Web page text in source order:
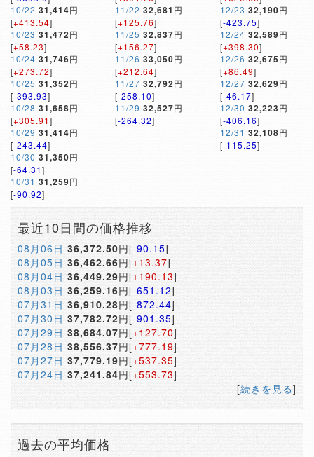
10/22 31,414円
[+413.54]
10/23 31,472円
[+58.23]
10/24 31,746円
[+273.72]
10/25 31,352円
[-393.93]
10/28 31,658円
[+305.91]
10/29 31,414円
[-243.44]
10/30 31,350円
[-64.31]
10/31 31,259円
[-90.92]
11/22 32,681 円
[+125.76]
11/25 32,837円
[+156.27]
11/26 33,050円
[+212.64]
11/27 32,792円
[-258.10]
11/29 32,527円
[-264.32]
12/23 32,190円
[-423.75]
12/24 32,589円
[+398.30]
12/26 32,675円
[+86.49]
12/27 32,629円
[-46.17]
12/30 32,223円
[-406.16]
12/31 32,108円
[-115.25]
最近10日間の価格推移
08月06日 36,372.50円[-90.15]
08月05日 36,462.66円[+13.37]
08月04日 36,449.29円[+190.13]
08月03日 36,259.16円[-651.12]
07月31日 36,910.28円[-872.44]
07月30日 37,782.72円[-901.35]
07月29日 38,684.07円[+127.70]
07月28日 38,556.37円[+777.19]
07月27日 37,779.19円[+537.35]
07月24日 37,241.84円[+553.73]
[続きを見る]
過去の平均価格